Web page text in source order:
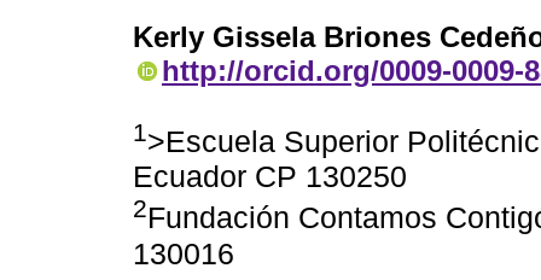
Kerly Gissela Briones
http://orcid.org/0009-0009-
1>Escuela Superior
Ecuador CP 130250
2Fundación Contamos
130016